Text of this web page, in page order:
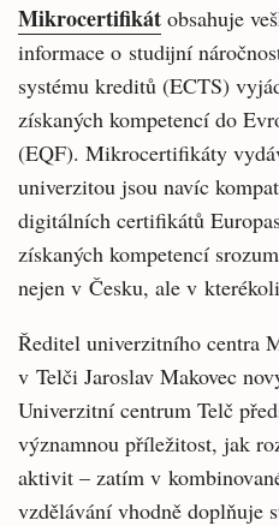
Mikrocertifikát obsahuje
informace o studijní
systému kreditů (ECTS)
získaných kompetencí do
(EQF). Mikrocertifikáty
univerzitou jsou navíc
digitálních certifikátů
získaných kompetencí
nejen v Česku, ale v
Ředitel univerzitního centra
v Telči Jaroslav Makovec
Univerzitní centrum Telč
významnou příležitost, jak
aktivit – zatím v
vzdělávání vhodně doplňuje